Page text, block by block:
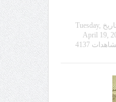
Tuesday,
April 19,
4137